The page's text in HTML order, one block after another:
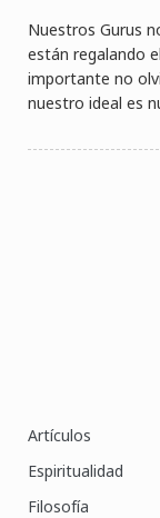
Nuestros Gurus
están regalando
importante no
nuestro ideal es
Artículos
Espiritualidad
Filosofía